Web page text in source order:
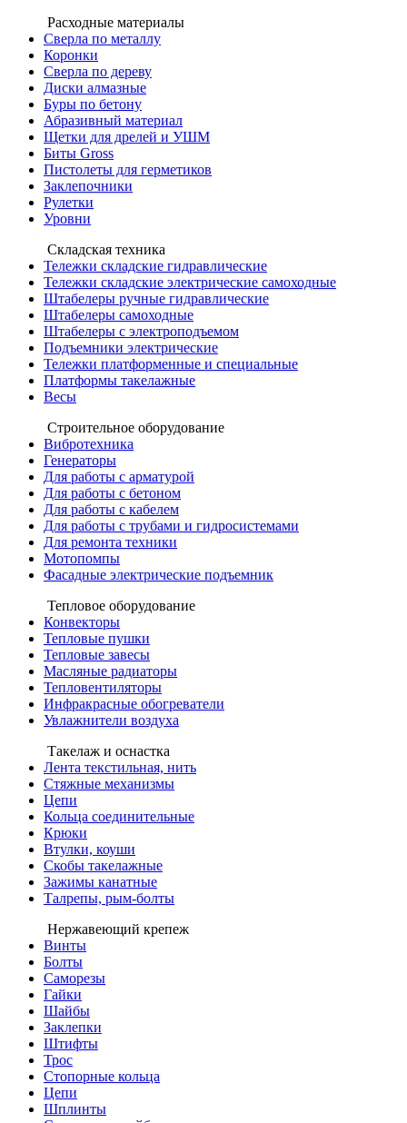
Расходные материалы
Сверла по металлу
Коронки
Сверла по дереву
Диски алмазные
Буры по бетону
Абразивный материал
Щетки для дрелей и УШМ
Биты Gross
Пистолеты для герметиков
Заклепочники
Рулетки
Уровни
Складская техника
Тележки складские гидравлические
Тележки складские электрические самоходные
Штабелеры ручные гидравлические
Штабелеры самоходные
Штабелеры с электроподъемом
Подъемники электрические
Тележки платформенные и специальные
Платформы такелажные
Весы
Строительное оборудование
Вибротехника
Генераторы
Для работы с арматурой
Для работы с бетоном
Для работы с кабелем
Для работы с трубами и гидросистемами
Для ремонта техники
Мотопомпы
Фасадные электрические подъемник
Тепловое оборудование
Конвекторы
Тепловые пушки
Тепловые завесы
Масляные радиаторы
Тепловентиляторы
Инфракрасные обогреватели
Увлажнители воздуха
Такелаж и оснастка
Лента текстильная, нить
Стяжные механизмы
Цепи
Кольца соединительные
Крюки
Втулки, коуши
Скобы такелажные
Зажимы канатные
Талрепы, рым-болты
Нержавеющий крепеж
Винты
Болты
Саморезы
Гайки
Шайбы
Заклепки
Штифты
Трос
Стопорные кольца
Цепи
Шплинты